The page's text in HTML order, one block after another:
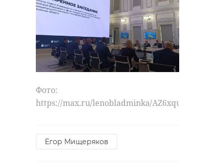
Фото:
https://max.ru/lenobladminka/AZ6xqugIEBQ
Егор Мищеряков